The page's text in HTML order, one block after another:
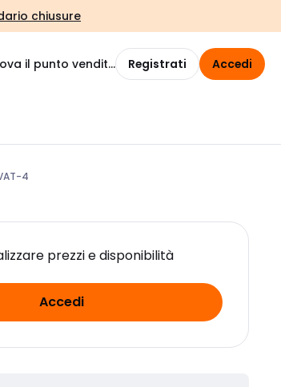
chiusure
il punto vendita Registrati Accedi
4
prezzi e disponibilità
Accedi